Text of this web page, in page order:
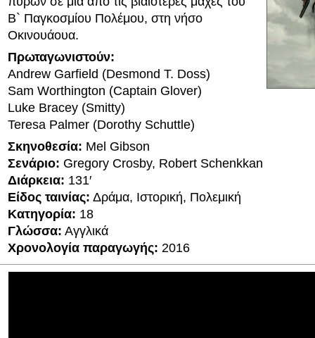
Β` Παγκοσμίου Πολέμου, στη νήσο
Οκινουάουα.
Πρωταγωνιστούν:
Andrew Garfield (Desmond T. Doss)
Sam Worthington (Captain Glover)
Luke Bracey (Smitty)
Teresa Palmer (Dorothy Schuttle)
Σκηνοθεσία: Mel Gibson
Σενάριο: Gregory Crosby, Robert Schenkkan
Διάρκεια: 131′
Είδος ταινίας: Δράμα, Ιστορική, Πολεμική
Κατηγορία: 18
Γλώσσα: Αγγλικά
Χρονολογία παραγωγής: 2016